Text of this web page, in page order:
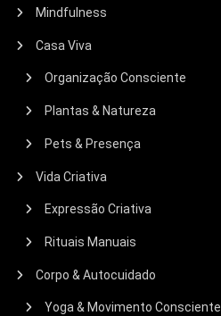
Mindfulness
Casa Viva
Organização Consciente
Plantas & Natureza
Pets & Presença
Vida Criativa
Expressão Criativa
Rituais Manuais
Corpo & Autocuidado
Yoga & Movimento Consciente